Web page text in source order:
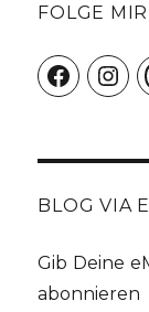
FOLGE MIR
Facebook
BLOG VIA
Gib Deine